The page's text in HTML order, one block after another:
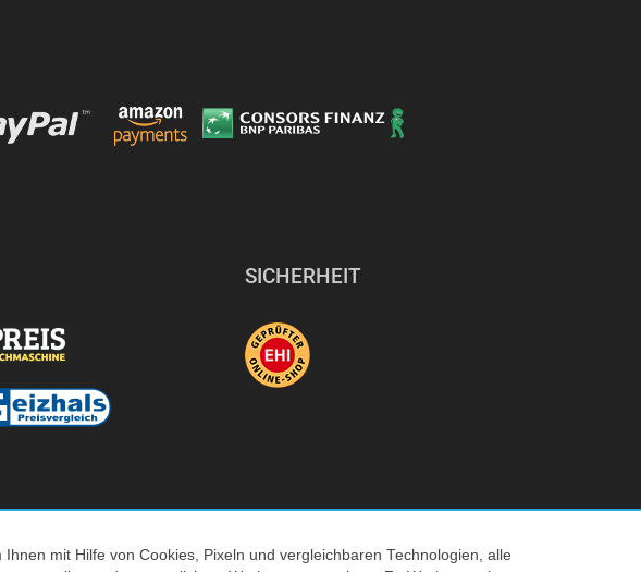
SICHERHEIT
Ihnen mit Hilfe von Cookies, Pixeln und vergleichbaren Technologien, alle